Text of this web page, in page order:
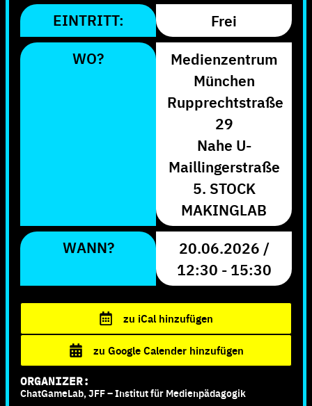
EINTRITT:
Frei
WO?
Medienzentrum
München
Rupprechtstraße
29
Nahe U-
Maillingerstraße
5. STOCK
MAKINGLAB
WANN?
20.06.2026 /
12:30 - 15:30
zu iCal hinzufügen
zu Google Calender hinzufügen
ORGANIZER:
ChatGameLab,JFF – Institut für Medienpädagogik